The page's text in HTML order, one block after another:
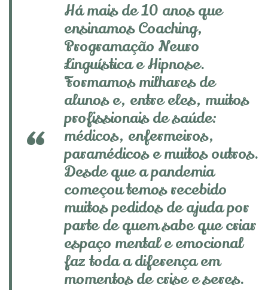
Há mais de 10 anos que
ensinamos Coaching,
Programação Neuro
Linguística e Hipnose.
Formamos milhares de
alunos e, entre eles, muitos
profissionais de saúde:
médicos, enfermeiros,
paramédicos e muitos outros.
Desde que a pandemia
começou temos recebido
muitos pedidos de ajuda por
parte de quem sabe que criar
espaço mental e emocional
faz toda a diferença em
momentos de crise e seres.